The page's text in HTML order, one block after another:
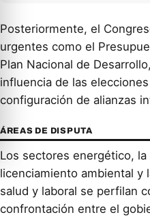
Posteriormente, el
urgentes como el
Plan Nacional de
influencia de las
configuración de alianzas
ÁREAS DE DISPUTA
Los sectores energético,
licenciamiento ambiental y
salud y laboral se perfilan
confrontación entre el